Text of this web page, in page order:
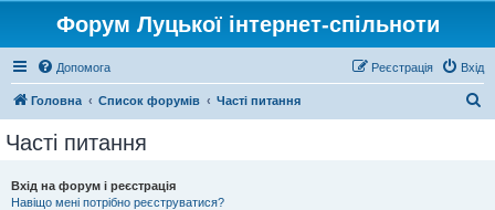
Форум Луцької інтернет-спільноти
Допомога Вхід
Реєстрація
Головна Список форумів Часті питання
Часті питання
Вхід на форум і реєстрація
Навіщо мені потрібно реєструватися?